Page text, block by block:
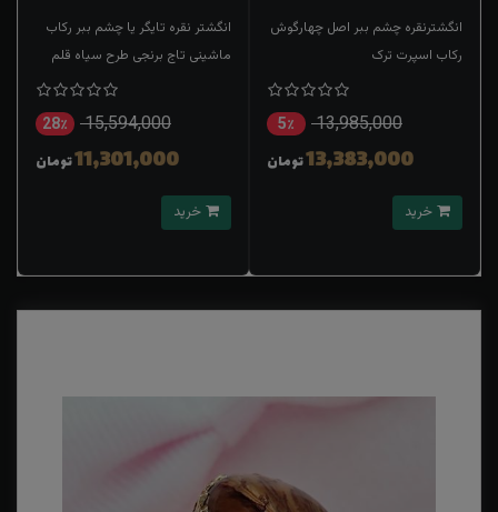
انگشترنقره چشم ببر اصل چهارگوش
رکاب اسپرت ترک
13,985,000 5٪
13,383,000تومان
انگشتر نقره تایگر یا چشم ببر رکاب
ماشینی تاج برنجی طرح سیاه قلم
15,594,000 28٪
11,301,000تومان